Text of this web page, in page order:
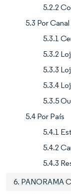
5.2.2
5.3 Por
5.3.1
5.3.2
5.3.3
5.3.4
5.3.5
5.4 Por País
5.4.1
5.4.2
5.4.3
6. PANORAMA